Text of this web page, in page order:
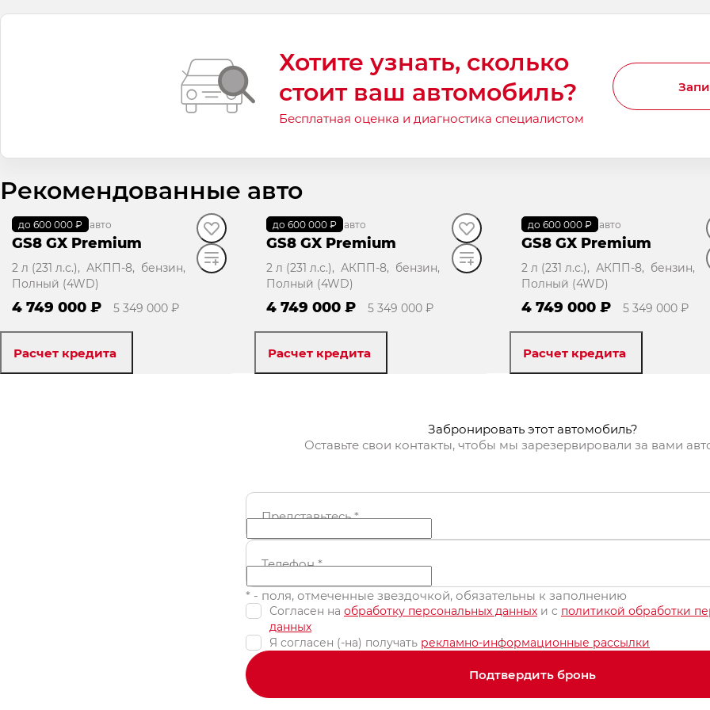
Хотите узнать, сколько
стоит ваш автомобиль?
Бесплатная оценка и диагностика специалистом
Рекомендованные авто
до 600 000 ₽
В наличии· авто
GS8 GX Premium
2 л (231 л.с.), АКПП-8, бензин,
Полный (4WD)
4 749 000 ₽ 5 349 000 ₽
Расчет кредита
до 600 000 ₽
В наличии· авто
GS8 GX Premium
2 л (231 л.с.), АКПП-8, бензин,
Полный (4WD)
4 749 000 ₽ 5 349 000 ₽
Расчет кредита
до 600 000 ₽
В наличии· авто
GS8 GX Premium
2 л (231 л.с.), АКПП-8, бензин,
Полный (4WD)
4 749 000 ₽ 5 349 000 ₽
Расчет кредита
Забронировать этот автомобиль?
Оставьте свои контакты, чтобы мы зарезервировали за вами
Представьтесь*
Телефон*
* - поля, отмеченные звездочкой, обязательны к заполнению
Согласен на обработку персональных данных и c политикой обработки
данных
Я согласен (-на) получать рекламно-информационные рассылки
Подтвердить бронь